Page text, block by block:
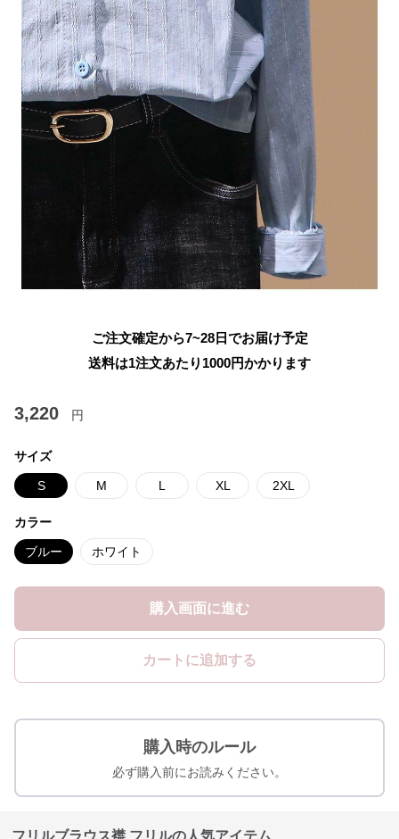
ご注文確定から7~28日でお届け予定
送料は1注文あたり 1000円かかります
3,220 円
サイズ
S M L XL 2XL
カラー
ブルー ホワイト
購入画面に進む
カートに追加する
購入時のルール
必ず購入前にお読みください。
フリルブラウス襟 フリルの人気アイテム